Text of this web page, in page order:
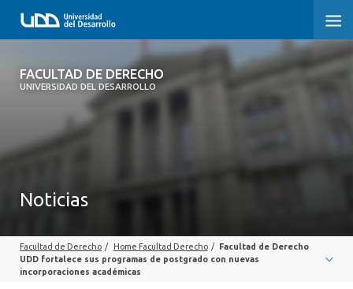
FACULTAD DE DERECHO
UNIVERSIDAD DEL DESARROLLO
FACULTAD DE DERECHO
SOBRE LA FACULTAD
PROFESORES
Noticias
Facultad de Derecho / Home Facultad Derecho / Facultad de Derecho
UDD fortalece sus programas de postgrado con nuevas
incorporaciones académicas